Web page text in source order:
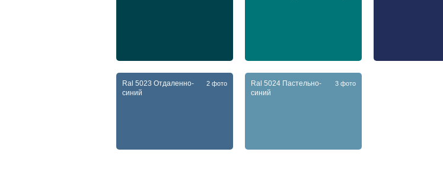
Ral 5023 Отдаленно-
синий
2 фото
Ral 5024 Пастельно-
синий
3 фото